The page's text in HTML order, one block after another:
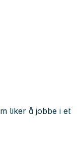
liker å jobbe i et